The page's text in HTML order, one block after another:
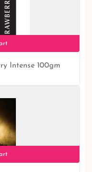
Intense 100gm